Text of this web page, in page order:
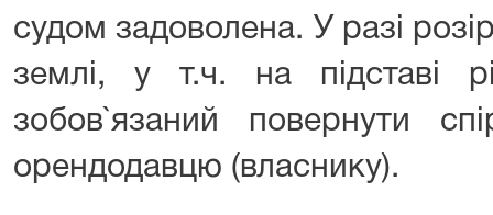
судом задоволена. У разі
землі, у т.ч. на підставі
зобов`язаний повернути
орендодавцю (власнику).